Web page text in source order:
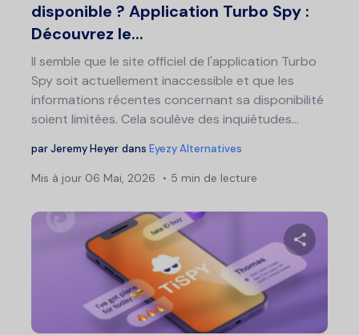
disponible ? Application Turbo Spy :
Découvrez le...
Il semble que le site officiel de l'application Turbo
Spy soit actuellement inaccessible et que les
informations récentes concernant sa disponibilité
soient limitées. Cela soulève des inquiétudes...
parJeremy Heyer dans Eyezy Alternatives
Mis à jour 06 Mai, 2026 5 min de lecture